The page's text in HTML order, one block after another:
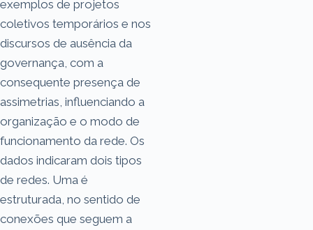
exemplos de projetos
coletivos temporários e nos
discursos de ausência da
governança, com a
consequente presença de
assimetrias, influenciando a
organização e o modo de
funcionamento da rede. Os
dados indicaram dois tipos
de redes. Uma é
estruturada, no sentido de
conexões que seguem a